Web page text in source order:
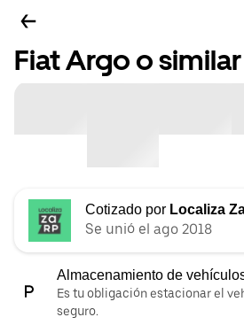
Fiat Argo o similar
Cotizado por Localiza
Se unió el ago 2018
Almacenamiento de
Es tu obligación estacionar el
seguro.